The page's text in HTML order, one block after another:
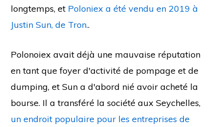
longtemps, et Poloniex a été vendu en 2019 à
Justin Sun, de Tron..
Polonoiex avait déjà une mauvaise réputation
en tant que foyer d'activité de pompage et de
dumping, et Sun a d'abord nié avoir acheté la
bourse. Il a transféré la société aux Seychelles,
un endroit populaire pour les entreprises de